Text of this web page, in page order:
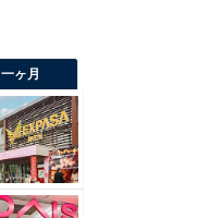
一ヶ月